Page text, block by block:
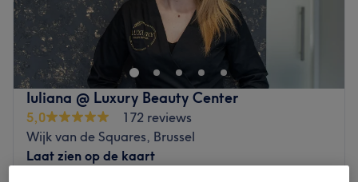
Iuliana @ Luxury Beauty Center
5,0
172 reviews
Wijk van de Squares, Brussel
Laat zien op de kaart